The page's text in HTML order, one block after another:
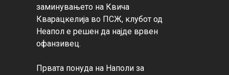
заминувањето на Квича
Кварацкелија во ПСЖ, клубот од
Неапол е решен да најде врвен
офанзивец.
Првата понуда на Наполи за